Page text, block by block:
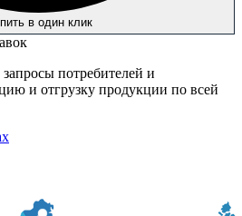
в один клик
потребителей и
и отгрузку продукции по всей